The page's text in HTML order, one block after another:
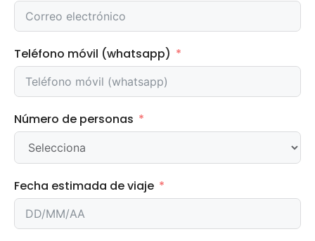
Teléfono móvil (whatsapp)
Número de personas
Fecha estimada de viaje